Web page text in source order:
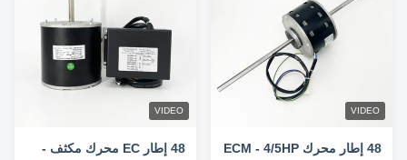
VIDEO
48 إطار محرك ECM - 4/5HP
VIDEO
48 إطار EC محرك مكثف -